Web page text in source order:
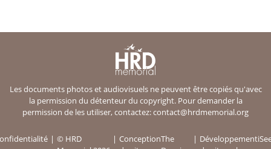
Les documents photos et audiovisuels ne peuvent être copiés qu'avec
la permission du détenteur du copyright. Pour demander la
permission de les utiliser, contactez:contact@hrdmemorial.org
© HRD
ConceptionThe
Développement